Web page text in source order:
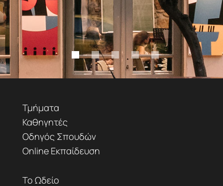
Τμήματα
Καθηγητές
Οδηγός Σπουδών
Online Εκπαίδευση
Το Ωδείο